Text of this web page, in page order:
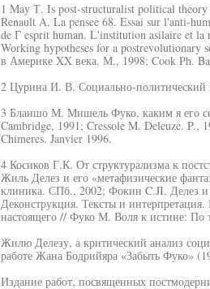
1 May Т. Is post-structuralist political
Renault A. La pensee 68. Essai sur l'anti-
de Г esprit human. L'institution asilaire et
Working hypotheses for a postrevolutionary
в Америке XX века. М., 1998; Cook Ph.
2 Цурина И. В. Социально-политический
3 Бланшо М. Мишель Фуко, каким я его
Cambridge, 1991; Cressole M. Deleuze. P.,
Chimeres. Janvier 1996.
4 Косиков Г.К. От структурализма к
Жиль Делез и его «метафизические
клиника. СПб., 2002; Фокин C.JI.
Деконструкция. Тексты и
настоящего // Фуко М. Воля к истине: По
Жилю Делезу, а критический анализ
работе Жана Бодрийяра «Забыть Фуко»
Издание работ, посвященных